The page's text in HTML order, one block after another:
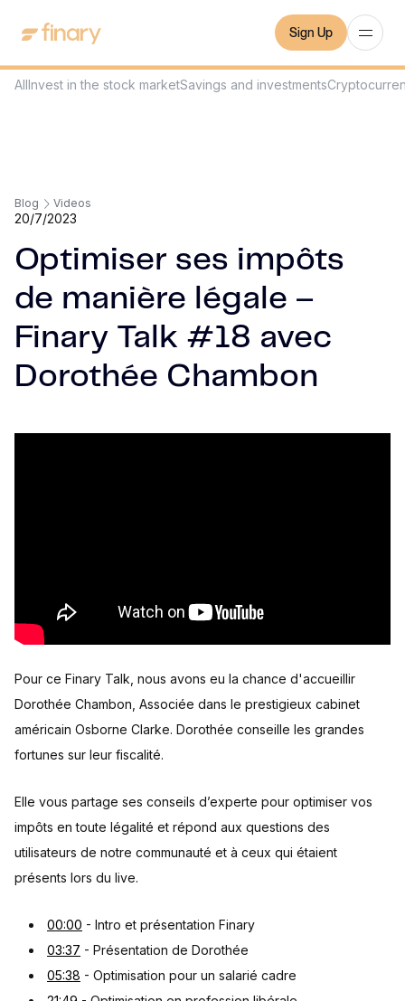
Sign Up
AllInvest in the stock marketSavings and investments
Blog Videos
20/7/2023
Optimiser ses impôts
de manière légale –
Finary Talk #18 avec
Dorothée Chambon
Pour ce Finary Talk, nous avons eu la chance d'accueillir
Dorothée Chambon, Associée dans le prestigieux cabinet
américain Osborne Clarke. Dorothée conseille les grandes
fortunes sur leur fiscalité.
Elle vous partage ses conseils d’experte pour optimiser vos
impôts en toute légalité et répond aux questions des
utilisateurs de notre communauté et à ceux qui étaient
présents lors du live.
00:00 - Intro et présentation Finary
03:37 - Présentation de Dorothée
05:38 - Optimisation pour un salarié cadre